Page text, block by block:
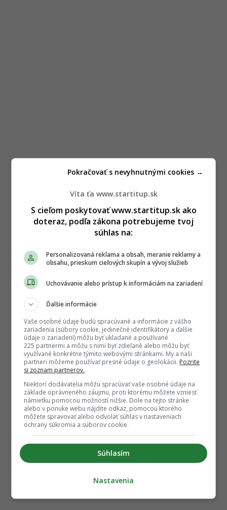
Víta ťa www.startitup.sk
S cieľom poskytovať www.startitup.sk ako
doteraz, podľa zákona potrebujeme tvoj
súhlas na:
Personalizovaná reklama a obsah, meranie reklamy a
obsahu, prieskum cieľových skupín a vývoj služieb
Uchovávanie alebo prístup k informáciám na zariadení
Ďalšie informácie
Vaše osobné údaje budú spracúvané a informácie z vášho
zariadenia (súbory cookie, jedinečné identifikátory a ďalšie
údaje o zariadení) môžu byť ukladané a používané
225 partnermi a môžu s nimi byť zdieľané alebo môžu byť
využívané konkrétne týmito webovými stránkami. My a naši
partneri môžeme používať presné údaje o geolokácii. Pozrite
si zoznam partnerov.
Niektorí dodávatelia môžu spracúvať vaše osobné údaje na
základe oprávneného záujmu, proti ktorému môžete vzniesť
námietku pomocou možností nižšie. Dole na tejto stránke
alebo v ponuke webu nájdite odkaz, pomocou ktorého
môžete spravovať alebo odvolať súhlas v nastaveniach
ochrany súkromia a súborov cookie.
Súhlasím
Pokračovať s nevyhnutnými cookies →
Nastavenia